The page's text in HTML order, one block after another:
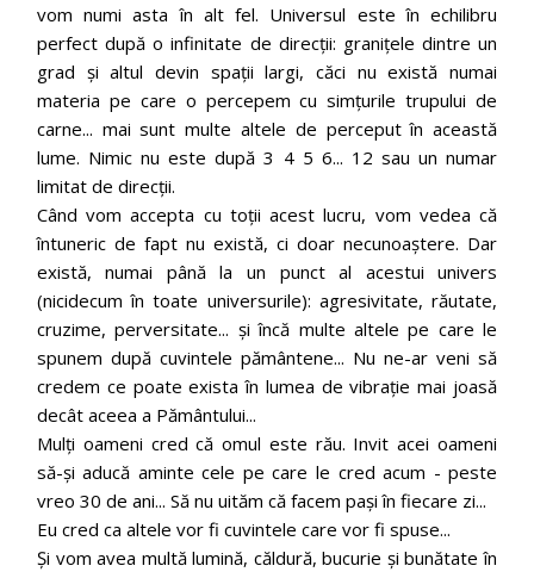
vom numi asta în alt fel. Universul este în echilibru
perfect după o infinitate de direcții: granițele dintre un
grad și altul devin spații largi, căci nu există numai
materia pe care o percepem cu simțurile trupului de
carne... mai sunt multe altele de perceput în această
lume. Nimic nu este după 3 4 5 6... 12 sau un numar
limitat de direcții.
Când vom accepta cu toții acest lucru, vom vedea că
întuneric de fapt nu există, ci doar necunoaștere. Dar
există, numai până la un punct al acestui univers
(nicidecum în toate universurile): agresivitate, răutate,
cruzime, perversitate... și încă multe altele pe care le
spunem după cuvintele pământene... Nu ne-ar veni să
credem ce poate exista în lumea de vibrație mai joasă
decât aceea a Pământului...
Mulți oameni cred că omul este rău. Invit acei oameni
să-și aducă aminte cele pe care le cred acum - peste
vreo 30 de ani... Să nu uităm că facem pași în fiecare zi...
Eu cred ca altele vor fi cuvintele care vor fi spuse...
Și vom avea multă lumină, căldură, bucurie și bunătate în